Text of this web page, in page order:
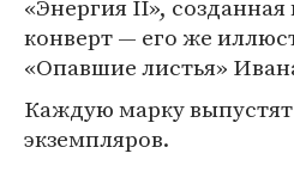
«Энергия II», созданная
конверт — его же
«Опавшие листья»
Каждую марку
экземпляров.